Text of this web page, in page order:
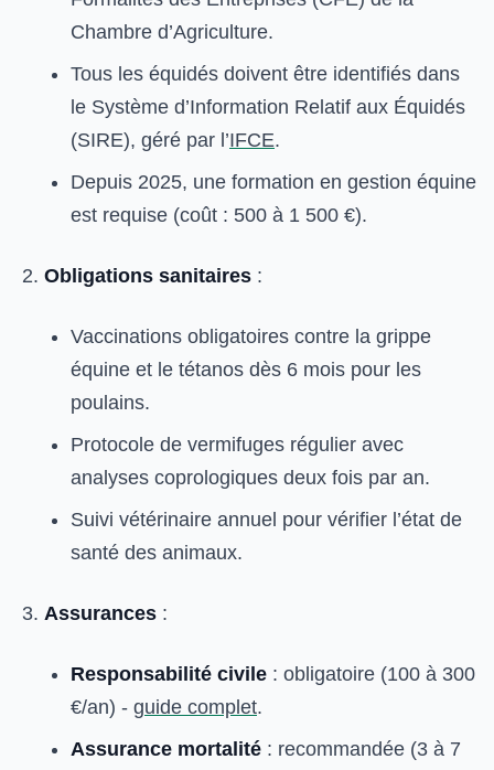
Chambre d’Agriculture.
Tous les équidés doivent être identifiés dans
le Système d’Information Relatif aux Équidés
(SIRE), géré par l’IFCE.
Depuis 2025, une formation en gestion équine
est requise (coût : 500 à 1 500 €).
Obligations sanitaires :
Vaccinations obligatoires contre la grippe
équine et le tétanos dès 6 mois pour les
poulains.
Protocole de vermifuges régulier avec
analyses coprologiques deux fois par an.
Suivi vétérinaire annuel pour vérifier l’état de
santé des animaux.
Assurances :
Responsabilité civile : obligatoire (100 à 300
€/an) - guide complet.
Assurance mortalité : recommandée (3 à 7